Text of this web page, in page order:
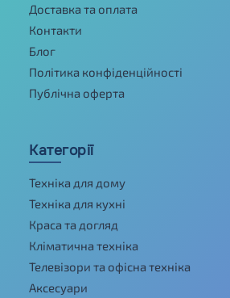
Доставка та оплата
Контакти
Блог
Політика конфіденційності
Публічна оферта
Категорії
Техніка для дому
Техніка для кухні
Краса та догляд
Кліматична техніка
Телевізори та офісна техніка
Аксесуари